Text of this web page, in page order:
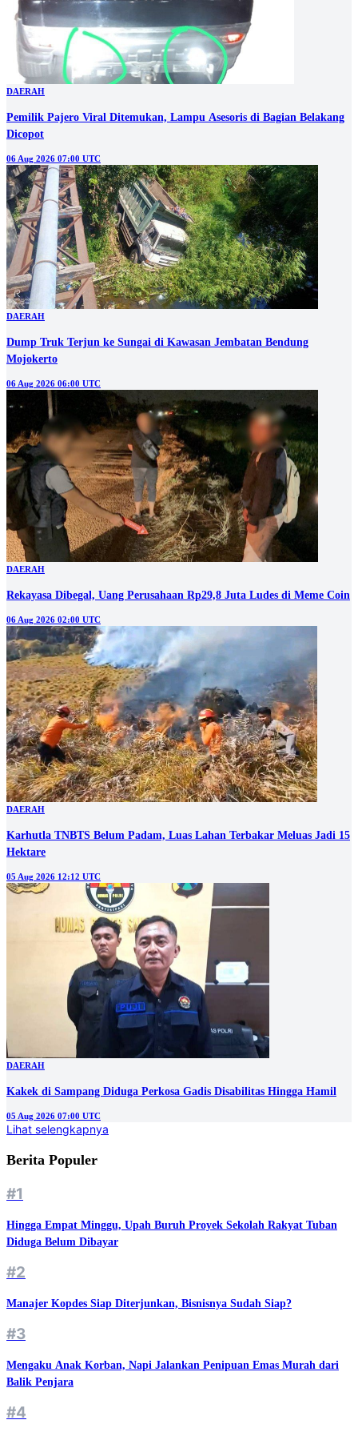
DAERAH
Pemilik Pajero Viral Ditemukan, Lampu Asesoris di Bagian Belakang
Dicopot
06 Aug 2026 07:00 UTC
DAERAH
Dump Truk Terjun ke Sungai di Kawasan Jembatan Bendung
Mojokerto
06 Aug 2026 06:00 UTC
DAERAH
Rekayasa Dibegal, Uang Perusahaan Rp29,8 Juta Ludes di Meme Coin
06 Aug 2026 02:00 UTC
DAERAH
Karhutla TNBTS Belum Padam, Luas Lahan Terbakar Meluas Jadi 15
Hektare
05 Aug 2026 12:12 UTC
DAERAH
Kakek di Sampang Diduga Perkosa Gadis Disabilitas Hingga Hamil
05 Aug 2026 07:00 UTC
Lihat selengkapnya
Berita Populer
#1
Hingga Empat Minggu, Upah Buruh Proyek Sekolah Rakyat Tuban
Diduga Belum Dibayar
#2
Manajer Kopdes Siap Diterjunkan, Bisnisnya Sudah Siap?
#3
Mengaku Anak Korban, Napi Jalankan Penipuan Emas Murah dari
Balik Penjara
#4